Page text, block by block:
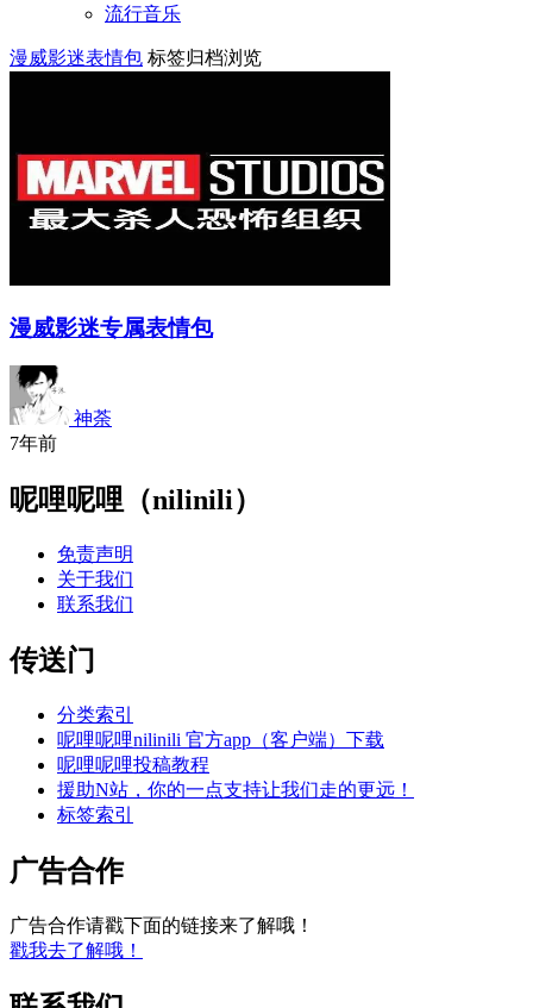
流行音乐
漫威影迷表情包 标签归档浏览
漫威影迷专属表情包
神荼
7年前
呢哩呢哩（nilinili）
免责声明
关于我们
联系我们
传送门
分类索引
呢哩呢哩nilinili 官方app（客户端）下载
呢哩呢哩投稿教程
援助N站，你的一点支持让我们走的更远！
标签索引
广告合作
广告合作请戳下面的链接来了解哦！
戳我去了解哦！